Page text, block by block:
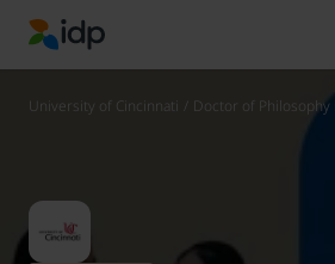
IDP Education
University of Cincinnati / Doctor of Philosophy